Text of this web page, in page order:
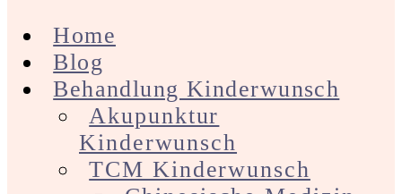
Home
Blog
Behandlung Kinderwunsch
Akupunktur
Kinderwunsch
TCM Kinderwunsch